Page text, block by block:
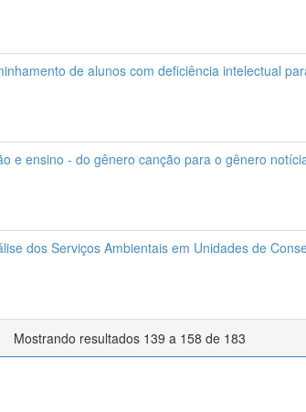
de alunos com deficiência intelectual
e ensino - do gênero canção para o gênero
dos Serviços Ambientais em Unidades de
Mostrando resultados 139 a 158 de 183